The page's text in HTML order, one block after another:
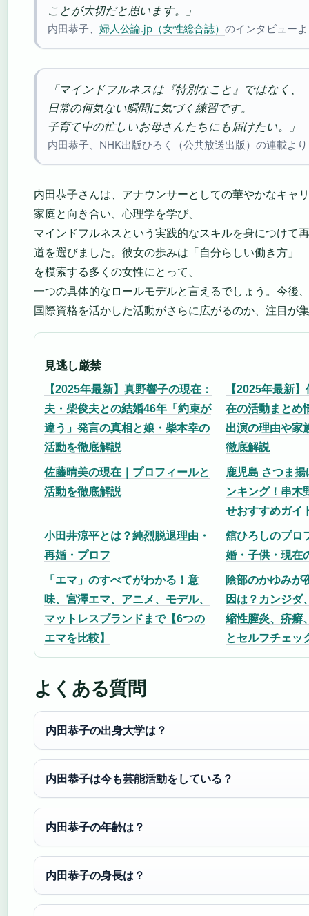
ことが大切だと思います。」
内田恭子、 婦人公論.jp（女性総合誌） のインタビュー
「マインドフルネスは『特別なこと』ではなく、
日常の何気ない瞬間に気づく練習です。
子育て中の忙しいお母さんたちにも届けたい。」
内田恭子、NHK出版ひろく（公共放送出版）の連載より
内田恭子さんは、アナウンサーとしての華やかなキャ
家庭と向き合い、心理学を学び、
マインドフルネスという実践的なスキルを身につけて
道を選びました。彼女の歩みは「自分らしい働き方」
を模索する多くの女性にとって、
一つの具体的なロールモデルと言えるでしょう。今後、
国際資格を活かした活動がさらに広がるのか、注目が
見逃し厳禁
【2025年最新】真野響子の現在：
夫・柴俊夫との結婚46年「約束が
違う」発言の真相と娘・柴本幸の
活動を徹底解説
【2025年最新
在の活動まとめ
出演の理由や家
徹底解説
佐藤晴美の現在｜プロフィールと
活動を徹底解説
鹿児島 さつま
ンキング！串木
せおすすめガイ
小田井涼平とは？純烈脱退理由・
再婚・プロフ
舘ひろしのプロ
婚・子供・現在
「エマ」のすべてがわかる！意
味、宮澤エマ、アニメ、モデル、
マットレスブランドまで【6つの
エマを比較】
陰部のかゆみが
因は？カンジダ
縮性膣炎、疥癬
とセルフチェッ
よくある質問
内田恭子の出身大学は？
内田恭子は今も芸能活動をしている？
内田恭子の年齢は？
内田恭子の身長は？